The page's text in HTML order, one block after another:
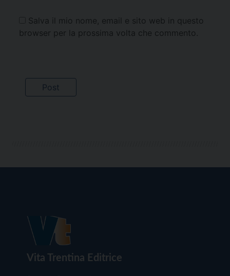
Salva il mio nome, email e sito web in questo
browser per la prossima volta che commento.
Vita Trentina Editrice